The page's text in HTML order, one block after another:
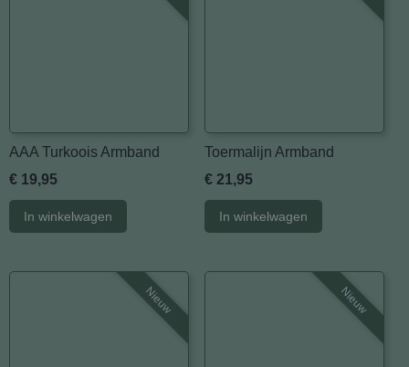
AAA Turkoois Armband
€ 19,95
In winkelwagen
Toermalijn Armband
€ 21,95
In winkelwagen
Nieuw Nieuw